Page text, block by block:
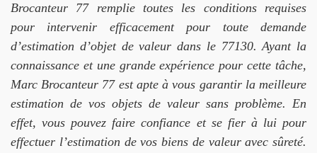
Brocanteur 77 remplie toutes les conditions requises
pour intervenir efficacement pour toute demande
d’estimation d’objet de valeur dans le 77130. Ayant la
connaissance et une grande expérience pour cette tâche,
Marc Brocanteur 77 est apte à vous garantir la meilleure
estimation de vos objets de valeur sans problème. En
effet, vous pouvez faire confiance et se fier à lui pour
effectuer l’estimation de vos biens de valeur avec sûreté.